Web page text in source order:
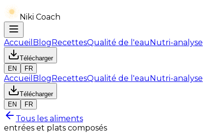
Niki Coach
Accueil BlogRecettesQualité de l'eauNutri-analyse
Télécharger
EN
FR
Accueil BlogRecettesQualité de l'eauNutri-analyse
Télécharger
EN
FR
Tous les aliments
entrées et plats composés